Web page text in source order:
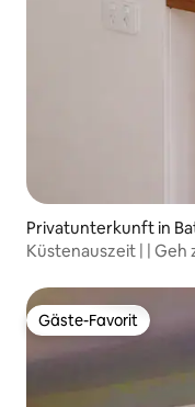
Privatunterkunft in
Küstenauszeit | | Geh
Gäste-Favorit
Gäste-Favorit